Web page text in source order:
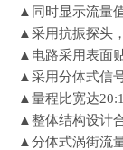
▲同时显示流量
▲采用抗振探头
▲电路采用表面
▲采用分体式信
▲量程比宽达20:1
▲整体结构设计
▲分体式涡街流